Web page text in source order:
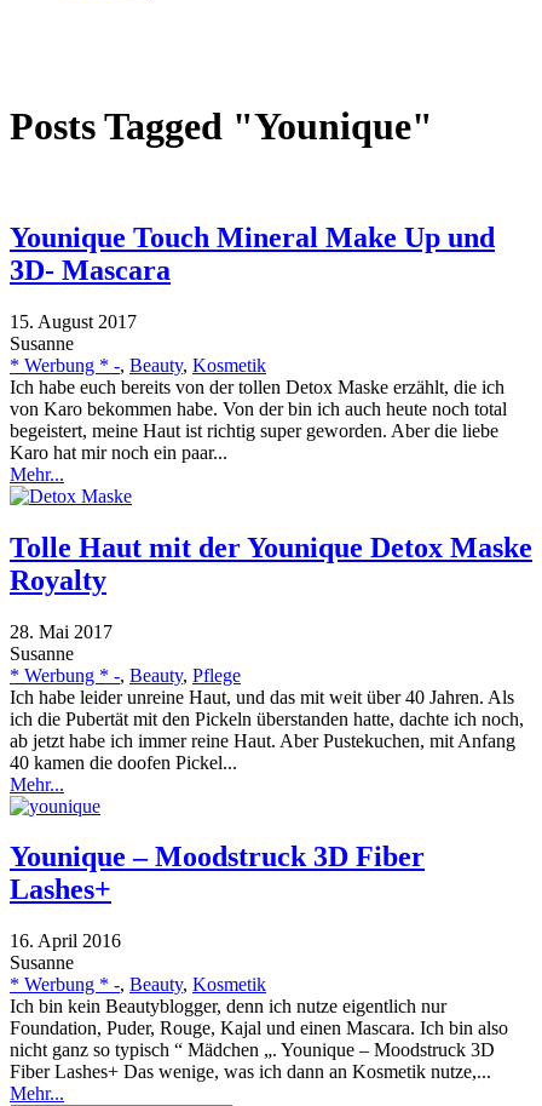
Posts Tagged "Younique"
Younique Touch Mineral Make Up und
3D- Mascara
15. August 2017
Susanne
* Werbung * -, Beauty, Kosmetik
Ich habe euch bereits von der tollen Detox Maske erzählt, die ich
von Karo bekommen habe. Von der bin ich auch heute noch total
begeistert, meine Haut ist richtig super geworden. Aber die liebe
Karo hat mir noch ein paar...
Mehr...
Tolle Haut mit der Younique Detox Maske
Royalty
28. Mai 2017
Susanne
* Werbung * -, Beauty, Pflege
Ich habe leider unreine Haut, und das mit weit über 40 Jahren. Als
ich die Pubertät mit den Pickeln überstanden hatte, dachte ich noch,
ab jetzt habe ich immer reine Haut. Aber Pustekuchen, mit Anfang
40 kamen die doofen Pickel...
Mehr...
Younique – Moodstruck 3D Fiber
Lashes+
16. April 2016
Susanne
* Werbung * -, Beauty, Kosmetik
Ich bin kein Beautyblogger, denn ich nutze eigentlich nur
Foundation, Puder, Rouge, Kajal und einen Mascara. Ich bin also
nicht ganz so typisch “ Mädchen „. Younique – Moodstruck 3D
Fiber Lashes+ Das wenige, was ich dann an Kosmetik nutze,...
Mehr...